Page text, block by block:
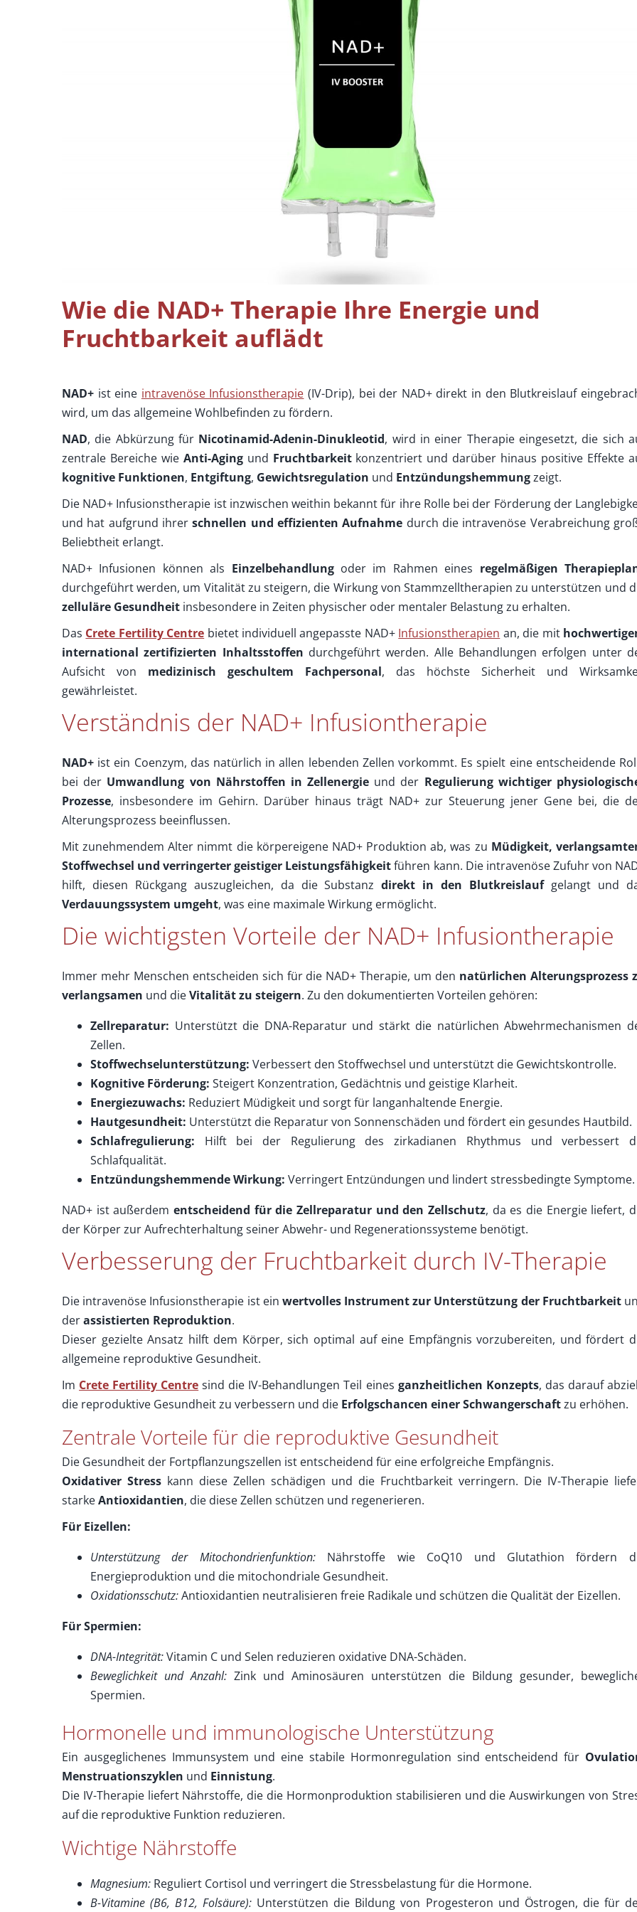
Wie die NAD+ Therapie Ihre Energie und
Fruchtbarkeit auflädt
NAD+ist eine intravenöse Infusionstherapie (IV-Drip), bei der NAD+ direkt in den Blutkreislauf
wird, um das allgemeine Wohlbefinden zu fördern.
NAD, die Abkürzung für Nicotinamid-Adenin-Dinukleotid, wird in einer Therapie eingesetzt, die sich
zentrale Bereiche wie Anti-Agingund Fruchtbarkeitkonzentriert und darüber hinaus positive Effekte
kognitive Funktionen, Entgiftung, Gewichtsregulation und Entzündungshemmungzeigt.
Die NAD+ Infusionstherapie ist inzwischen weithin bekannt für ihre Rolle bei der Förderung der
und hat aufgrund ihrerschnellen und effizienten Aufnahme durch die intravenöse Verabreichung
Beliebtheit erlangt.
NAD+ Infusionen können als Einzelbehandlungoder im Rahmen eines regelmäßigen
durchgeführt werden, um Vitalität zu steigern, die Wirkung von Stammzelltherapien zu unterstützen und
zelluläre Gesundheitinsbesondere in Zeiten physischer oder mentaler Belastung zu erhalten.
Das Crete Fertility Centre bietet individuell angepasste NAD+ Infusionstherapien an, die mit
international zertifizierten Inhaltsstoffen durchgeführt werden. Alle Behandlungen erfolgen unter
Aufsicht von medizinisch geschultem Fachpersonal, das höchste Sicherheit und
gewährleistet.
Verständnis der NAD+ Infusiontherapie
NAD+ist ein Coenzym, das natürlich in allen lebenden Zellen vorkommt. Es spielt eine entscheidende
bei der Umwandlung von Nährstoffen in Zellenergie und der Regulierung wichtiger
Prozesse, insbesondere im Gehirn. Darüber hinaus trägt NAD+ zur Steuerung jener Gene bei, die
Alterungsprozess beeinflussen.
Mit zunehmendem Alter nimmt die körpereigene NAD+ Produktion ab, was zu Müdigkeit,
Stoffwechsel und verringerter geistiger Leistungsfähigkeitführen kann. Die intravenöse Zufuhr von
hilft, diesen Rückgang auszugleichen, da die Substanzdirekt in den Blutkreislaufgelangt und
Verdauungssystem umgeht, was eine maximale Wirkung ermöglicht.
Die wichtigsten Vorteile der NAD+ Infusiontherapie
Immer mehr Menschen entscheiden sich für die NAD+ Therapie, um den natürlichen Alterungsprozess
verlangsamen und dieVitalität zu steigern. Zu den dokumentierten Vorteilen gehören:
Zellreparatur: Unterstützt die DNA-Reparatur und stärkt die natürlichen Abwehrmechanismen
Zellen.
Stoffwechselunterstützung: Verbessert den Stoffwechsel und unterstützt die Gewichtskontrolle.
Kognitive Förderung: Steigert Konzentration, Gedächtnis und geistige Klarheit.
Energiezuwachs: Reduziert Müdigkeit und sorgt für langanhaltende Energie.
Hautgesundheit: Unterstützt die Reparatur von Sonnenschäden und fördert ein gesundes Hautbild.
Schlafregulierung: Hilft bei der Regulierung des zirkadianen Rhythmus und verbessert
Schlafqualität.
Entzündungshemmende Wirkung: Verringert Entzündungen und lindert stressbedingte Symptome.
NAD+ ist außerdem entscheidend für die Zellreparatur und den Zellschutz, da es die Energie liefert,
der Körper zur Aufrechterhaltung seiner Abwehr- und Regenerationssysteme benötigt.
Verbesserung der Fruchtbarkeit durch IV-Therapie
Die intravenöse Infusionstherapie ist ein wertvolles Instrument zur Unterstützung der Fruchtbarkeit
derassistierten Reproduktion.
Dieser gezielte Ansatz hilft dem Körper, sich optimal auf eine Empfängnis vorzubereiten, und fördert
allgemeine reproduktive Gesundheit.
Im Crete Fertility Centre sind die IV-Behandlungen Teil eines ganzheitlichen Konzepts, das darauf
die reproduktive Gesundheit zu verbessern und die Erfolgschancen einer Schwangerschaftzu erhöhen.
Zentrale Vorteile für die reproduktive Gesundheit
Die Gesundheit der Fortpflanzungszellen ist entscheidend für eine erfolgreiche Empfängnis.
Oxidativer Stresskann diese Zellen schädigen und die Fruchtbarkeit verringern. Die IV-Therapie
starkeAntioxidantien, die diese Zellen schützen und regenerieren.
Für Eizellen:
Unterstützung der Mitochondrienfunktion:Nährstoffe wie CoQ10 und Glutathion fördern
Energieproduktion und die mitochondriale Gesundheit.
Oxidationsschutz:Antioxidantien neutralisieren freie Radikale und schützen die Qualität der Eizellen.
Für Spermien:
DNA-Integrität:Vitamin C und Selen reduzieren oxidative DNA-Schäden.
Beweglichkeit und Anzahl:Zink und Aminosäuren unterstützen die Bildung gesunder,
Spermien.
Hormonelle und immunologische Unterstützung
Ein ausgeglichenes Immunsystem und eine stabile Hormonregulation sind entscheidend für
Menstruationszyklen und Einnistung.
Die IV-Therapie liefert Nährstoffe, die die Hormonproduktion stabilisieren und die Auswirkungen von
auf die reproduktive Funktion reduzieren.
Wichtige Nährstoffe
Magnesium:Reguliert Cortisol und verringert die Stressbelastung für die Hormone.
B-Vitamine (B6, B12, Folsäure): Unterstützen die Bildung von Progesteron und Östrogen, die für